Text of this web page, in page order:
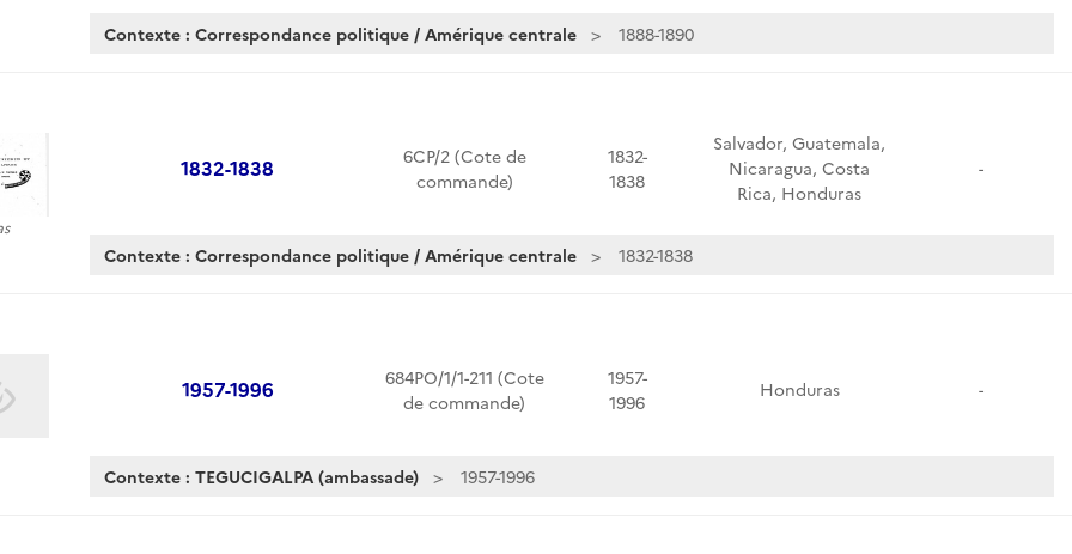
Contexte : Correspondance politique / Amérique centrale 1888-1890
1832-1838
6CP/2 (Cote de
commande)
1832-
1838
Salvador, Guatemala,
Nicaragua, Costa
Rica, Honduras
-
Contexte : Correspondance politique / Amérique centrale 1832-1838
1957-1996
684PO/1/1-211 (Cote
de commande)
1957-
1996
Honduras -
Contexte : TEGUCIGALPA (ambassade) 1957-1996